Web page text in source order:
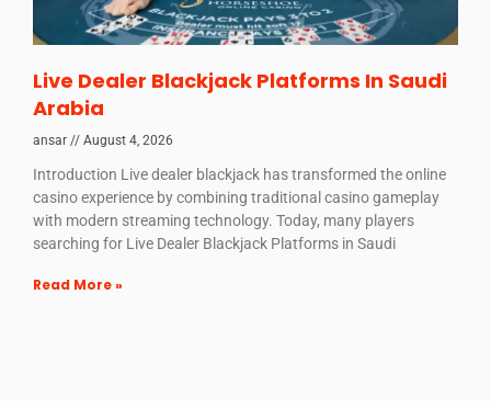
Live Dealer Blackjack Platforms In Saudi
Arabia
ansar August 4, 2026
Introduction Live dealer blackjack has transformed the online
casino experience by combining traditional casino gameplay
with modern streaming technology. Today, many players
searching for Live Dealer Blackjack Platforms in Saudi
Read More »